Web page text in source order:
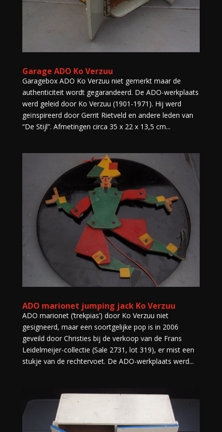
Garage ADO Ko Verzuu
Garagebox ADO Ko Verzuu niet gemerkt maar de
authenticiteit wordt gegarandeerd. De ADO-werkplaats
werd geleid door Ko Verzuu (1901-1971). Hij werd
geïnspireerd door Gerrit Rietveld en andere leden van
“De Stijl”. Afmetingen circa 35 x 22 x 13,5 cm...
ADO marionet jumping jack Ko Verzuu
ADO marionet (’trekpias’) door Ko Verzuu niet
gesigneerd, maar een soortgelijke pop is in 2006
geveild door Christies bij de verkoop van de Frans
Leidelmeijer-collectie (Sale 2731, lot 319), er mist een
stukje van de rechtervoet. De ADO-werkplaats werd...